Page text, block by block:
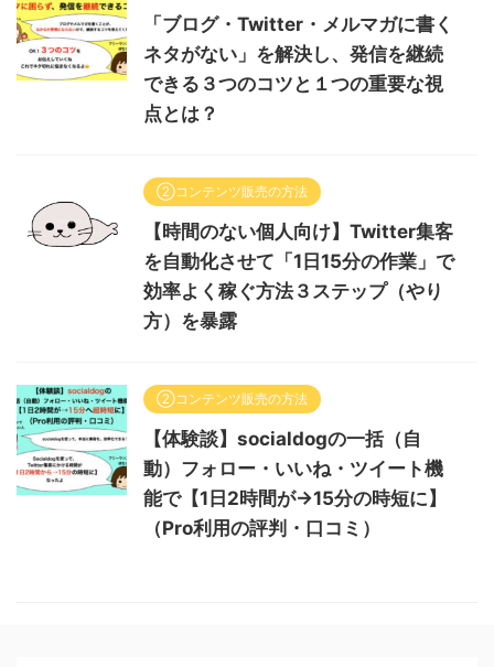
「ブログ・Twitter・メルマガに書く
ネタがない」を解決し、発信を継続
できる３つのコツと１つの重要な視
点とは？
②コンテンツ販売の方法
【時間のない個人向け】Twitter集客
を自動化させて「1日15分の作業」で
効率よく稼ぐ方法３ステップ（やり
方）を暴露
②コンテンツ販売の方法
【体験談】socialdogの一括（自
動）フォロー・いいね・ツイート機
能で【1日2時間が→15分の時短に】
（Pro利用の評判・口コミ）